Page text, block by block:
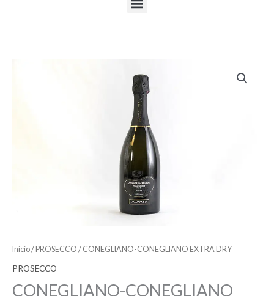
Menu
Inicio/ PROSECCO / CONEGLIANO-CONEGLIANO EXTRA DRY
PROSECCO
CONEGLIANO-CONEGLIANO